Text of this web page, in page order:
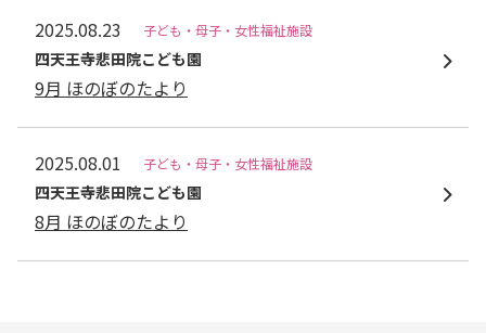
2025.08.23 子ども・母子・女性福祉施設
四天王寺悲⽥院こども園
9月 ほのぼのたより
2025.08.01 子ども・母子・女性福祉施設
四天王寺悲⽥院こども園
8月 ほのぼのたより